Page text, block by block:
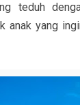
teduh
anak yang